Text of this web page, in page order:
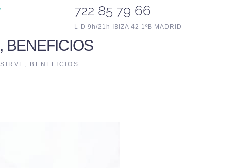
722 85 79 66
L-D 9h/21h IBIZA 42 1ºB MADRID
BENEFICIOS
BENEFICIOS